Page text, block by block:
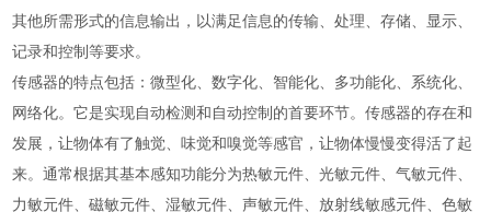
其他所需形式的信息输出，以满足信息的传输、处理、存储、显示、
记录和控制等要求。
传感器的特点包括：微型化、数字化、智能化、多功能化、系统化、
网络化。它是实现自动检测和自动控制的首要环节。传感器的存在和
发展，让物体有了触觉、味觉和嗅觉等感官，让物体慢慢变得活了起
来。通常根据其基本感知功能分为热敏元件、光敏元件、气敏元件、
力敏元件、磁敏元件、湿敏元件、声敏元件、放射线敏感元件、色敏